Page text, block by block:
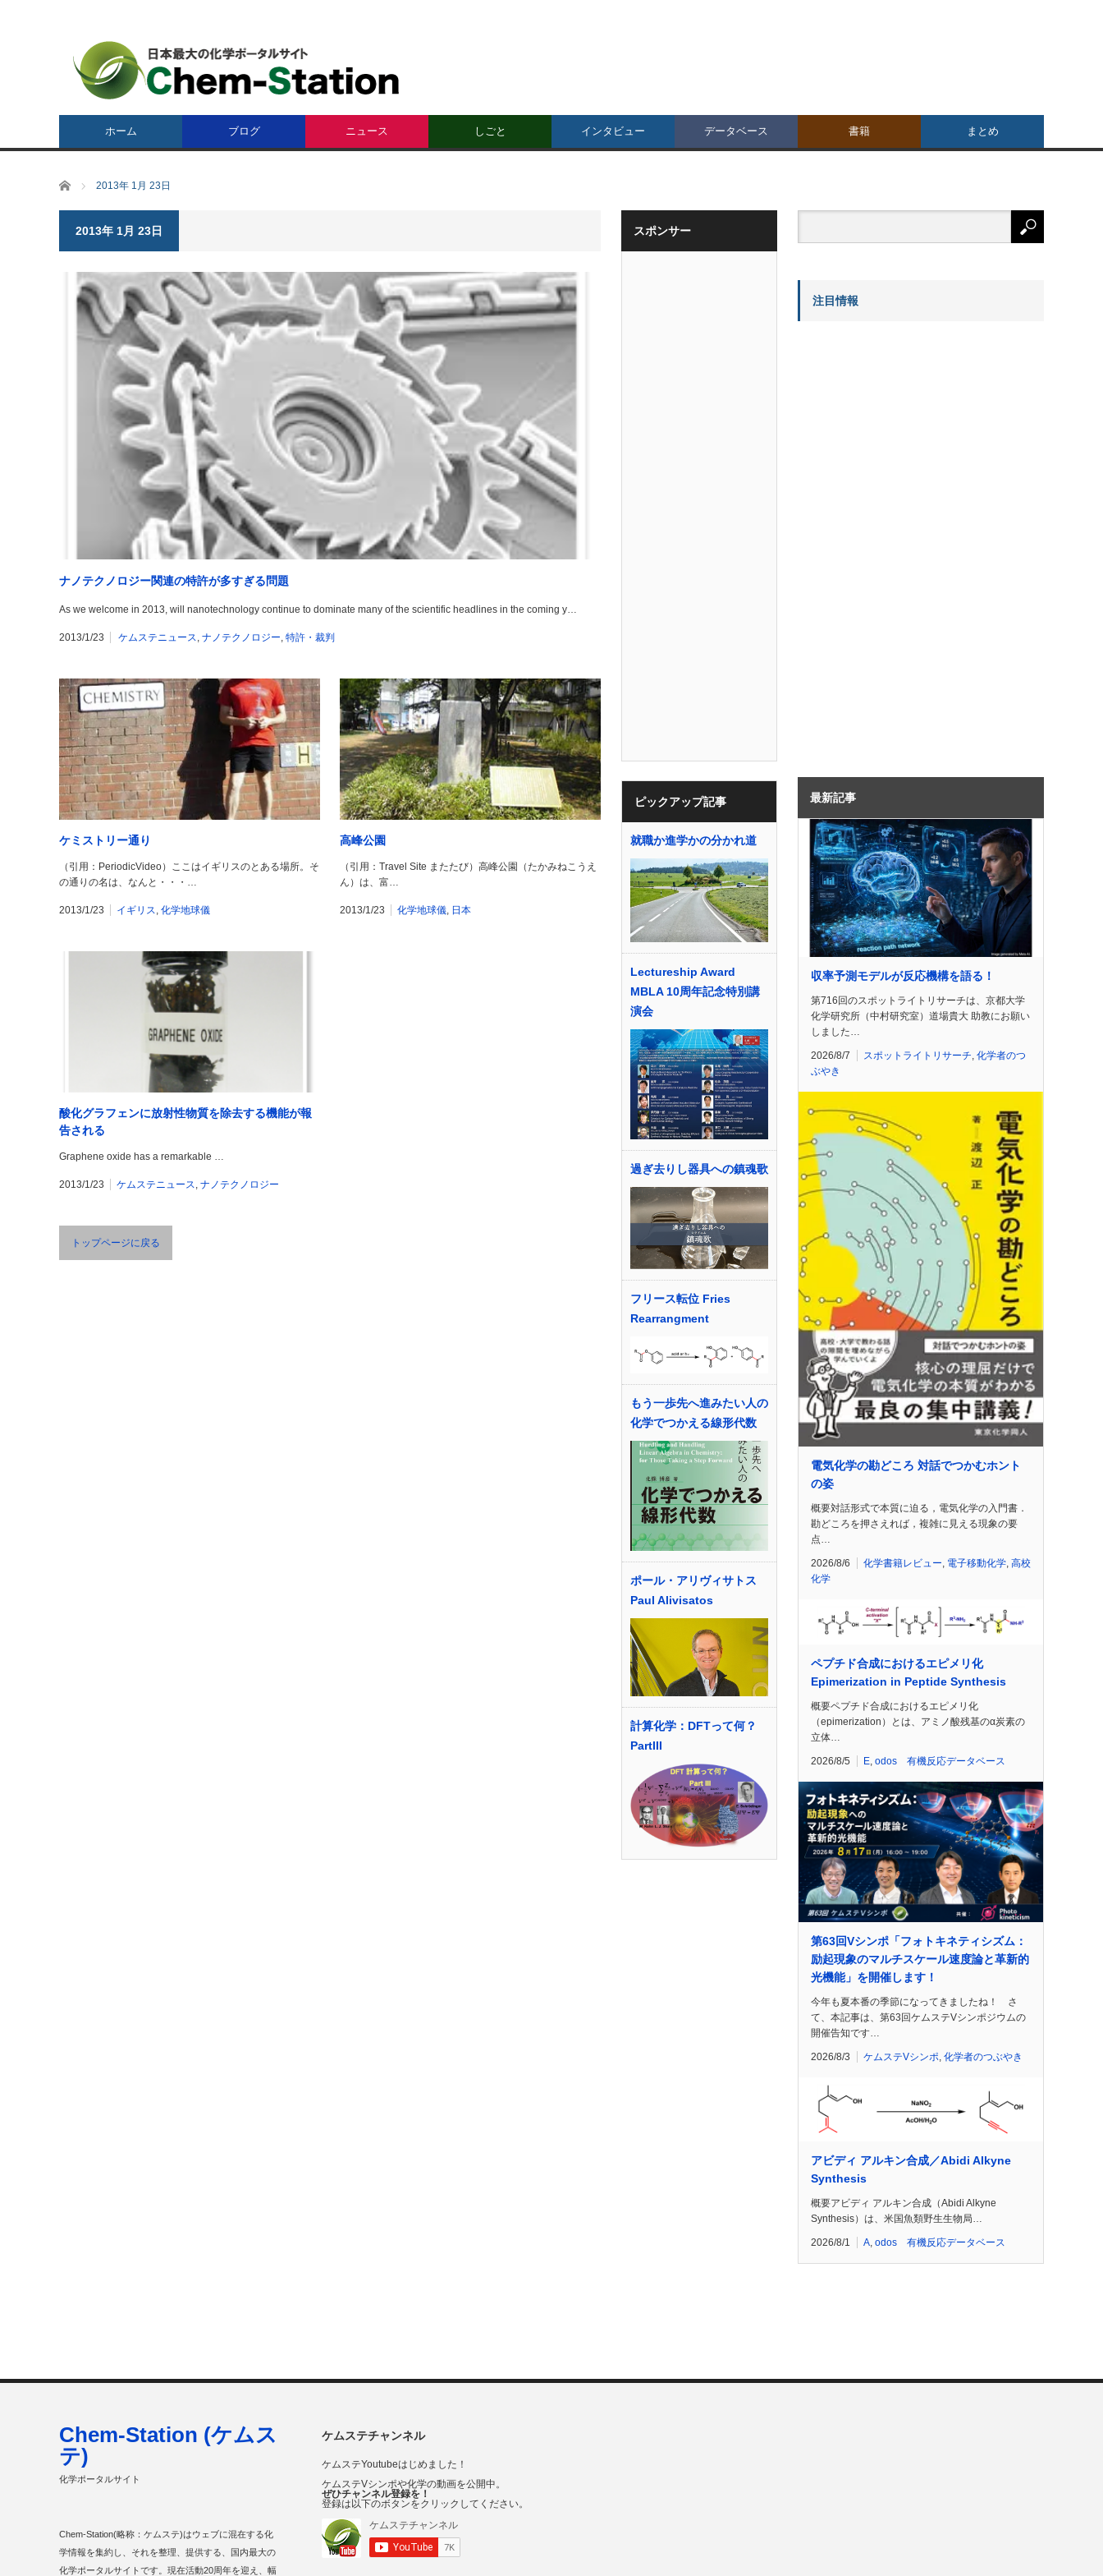
ホーム ブログ ニュース しごと インタビュー データベース 書籍 まとめ
ホーム 2013年 1月 23日
2013年 1月 23日
ナノテクノロジー関連の特許が多すぎる問題
As we welcome in 2013, will nanotechnology continue to dominate many of the scientific headlines in the coming y…
2013/1/23 ケムステニュース, ナノテクノロジー, 特許・裁判
ケミストリー通り
（引用：PeriodicVideo）ここはイギリスのとある場所。そ
の通りの名は、なんと・・・…
2013/1/23 イギリス, 化学地球儀
高峰公園
（引用：Travel Site またたび）高峰公園（たかみねこうえ
ん）は、富…
2013/1/23 化学地球儀, 日本
酸化グラフェンに放射性物質を除去する機能が報
告される
Graphene oxide has a remarkable …
2013/1/23 ケムステニュース, ナノテクノロジー
トップページに戻る
スポンサー
ピックアップ記事
就職か進学かの分かれ道
Lectureship Award
MBLA 10周年記念特別講
演会
過ぎ去りし器具への鎮魂歌
フリース転位 Fries
Rearrangment
もう一歩先へ進みたい人の
化学でつかえる線形代数
ポール・アリヴィサトス
Paul Alivisatos
計算化学：DFTって何？
PartIII
注目情報
最新記事
収率予測モデルが反応機構を語る！
第716回のスポットライトリサーチは、京都大学
化学研究所（中村研究室）道場貴大 助教にお願い
しました…
2026/8/7 スポットライトリサーチ 化学者のつ
ぶやき
電気化学の勘どころ 対話でつかむホント
の姿
概要対話形式で本質に迫る，電気化学の入門書．
勘どころを押さえれば，複雑に見える現象の要
点…
2026/8/6 化学書籍レビュー 電子移動化学 高校
化学
ペプチド合成におけるエピメリ化
Epimerization in Peptide Synthesis
概要ペプチド合成におけるエピメリ化
（epimerization）とは、アミノ酸残基のα炭素の
立体…
2026/8/5 E odos 有機反応データベース
第63回Vシンポ「フォトキネティシズム：
励起現象のマルチスケール速度論と革新的
光機能」を開催します！
今年も夏本番の季節になってきましたね！ さ
て、本記事は、第63回ケムステVシンポジウムの
開催告知です…
2026/8/3 ケムステVシンポ, 化学者のつぶやき
アビディ アルキン合成／Abidi Alkyne
Synthesis
概要アビディ アルキン合成（Abidi Alkyne
Synthesis）は、米国魚類野生生物局…
2026/8/1 A, odos 有機反応データベース
ケムステチャンネル
ケムステYoutubeはじめました！
ケムステVシンポや化学の動画を公開中。
ぜひチャンネル登録を！
登録は以下のボタンをクリックしてください。
Chem-Station (ケムス
テ)
化学ポータルサイト
Chem-Station(略称：ケムステ)はウェブに混在する化
学情報を集約し、それを整理、提供する、国内最大の
化学ポータルサイトです。現在活動20周年を迎え、幅